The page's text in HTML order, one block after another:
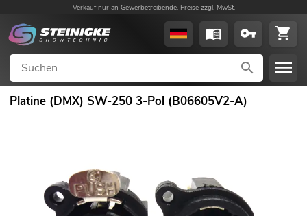
Verkauf nur an Gewerbetreibende. Preise zzgl. MwSt.
Platine (DMX) SW-250 3-Pol (B06605V2-A)